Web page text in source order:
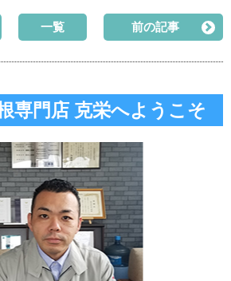
一覧 前の記事
専門店 克栄へようこそ